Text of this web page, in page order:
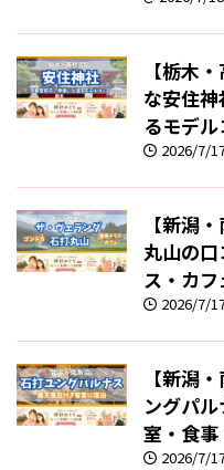
【栃木
な安住
るモデル
2026/7/
【新潟
丸山の
ス・カ
2026/7/
【新潟
ングパ
室・食事
2026/7/